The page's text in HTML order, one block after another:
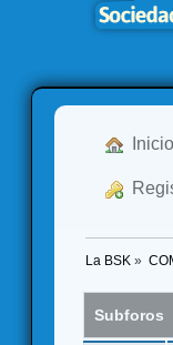
Inicio
La BSK »
Subforos